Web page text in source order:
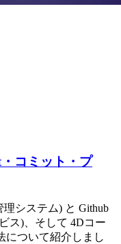
コミット・プ
システム) と Github
ス)、そして 4Dコー
について紹介しまし